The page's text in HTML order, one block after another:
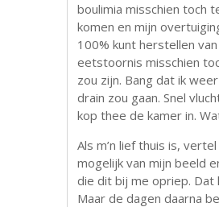
boulimia misschien toch
komen en mijn
100% kunt herstellen
eetstoornis misschien
zou zijn. Bang dat ik
drain zou gaan. Snel
kop thee de kamer in.
Als m’n lief thuis is,
mogelijk van mijn beeld
die dit bij me opriep. Dat
Maar de dagen daarna